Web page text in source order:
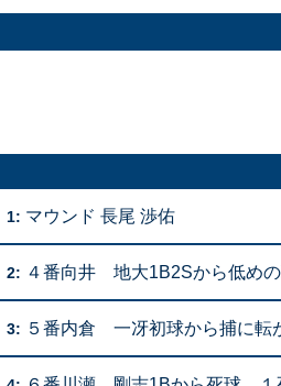
1: マウンド 長尾 渉佑
2: ４番向井 地大1B2Sから低め
3: ５番内倉 一冴初球から捕に転